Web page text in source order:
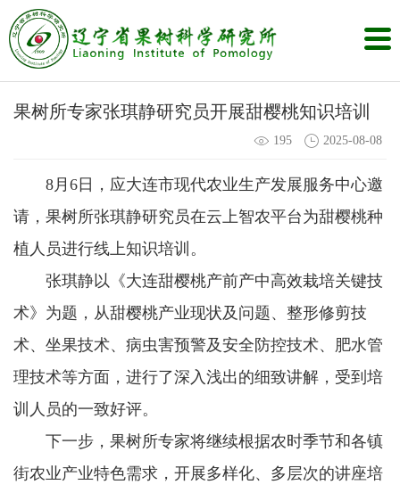
果树所专家张琪静研究员开展甜樱桃知识培训
195 2025-08-08
8月6日，应大连市现代农业生产发展服务中心邀
请，果树所张琪静研究员在云上智农平台为甜樱桃种
植人员进行线上知识培训。
张琪静以《大连甜樱桃产前产中高效栽培关键技
术》为题，从甜樱桃产业现状及问题、整形修剪技
术、坐果技术、病虫害预警及安全防控技术、肥水管
理技术等方面，进行了深入浅出的细致讲解，受到培
训人员的一致好评。
下一步，果树所专家将继续根据农时季节和各镇
街农业产业特色需求，开展多样化、多层次的讲座培